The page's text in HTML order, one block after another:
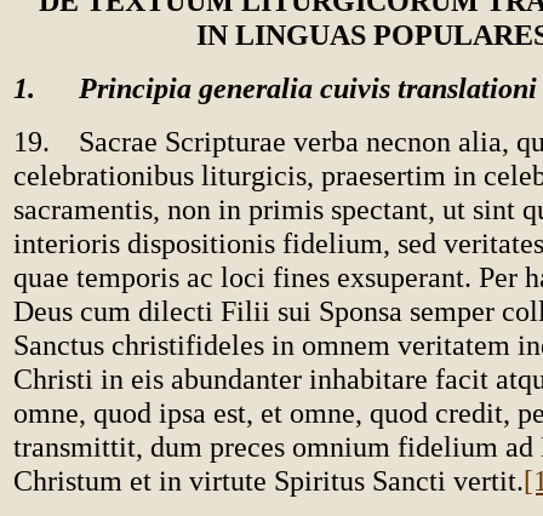
IN LINGUAS
1. Principia generalia cuivis translationi
19. Sacrae Scripturae verba necnon alia,
celebrationibus liturgicis, praesertim in
sacramentis, non in primis spectant, ut sint
interioris dispositionis fidelium, sed
quae temporis ac loci fines exsuperant. Per
Deus cum dilecti Filii sui Sponsa semper
Sanctus christifideles in omnem veritatem
Christi in eis abundanter inhabitare facit
omne, quod ipsa est, et omne, quod credit,
transmittit, dum preces omnium fidelium ad
Christum et in virtute Spiritus Sancti vertit.